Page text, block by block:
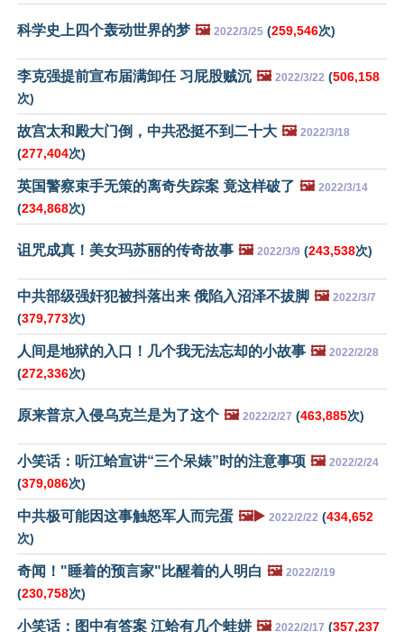
科学史上四个轰动世界的梦 🖼️ 2022/3/25 (259,546次)
李克强提前宣布届满卸任 习屁股贼沉 🖼️ 2022/3/22 (506,158
次)
故宫太和殿大门倒，中共恐挺不到二十大 🖼️ 2022/3/18
(277,404次)
英国警察束手无策的离奇失踪案 竟这样破了 🖼️ 2022/3/14
(234,868次)
诅咒成真！美女玛苏丽的传奇故事 🖼️ 2022/3/9 (243,538次)
中共部级强奸犯被抖落出来 俄陷入沼泽不拔脚 🖼️ 2022/3/7
(379,773次)
人间是地狱的入口！几个我无法忘却的小故事 🖼️ 2022/2/28
(272,336次)
原来普京入侵乌克兰是为了这个 🖼️ 2022/2/27 (463,885次)
小笑话：听江蛤宣讲“三个呆婊”时的注意事项 🖼️ 2022/2/24
(379,086次)
中共极可能因这事触怒军人而完蛋 🖼️▶️ 2022/2/22 (434,652
次)
奇闻！"睡着的预言家"比醒着的人明白 🖼️ 2022/2/19
(230,758次)
小笑话：图中有答案 江蛤有几个蛙姘 🖼️ 2022/2/17 (357,237